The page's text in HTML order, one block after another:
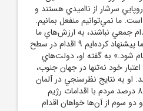
سرشار از نااميدي هستند و
ما نمي‌توانيم منفعل بمانيم.
اقدام جمعي نباشند، به ارزش‌هاي ما
خيانت مي‌شود.» او افزود: «ما پيشنهاد کرده‌ايم 9 اقدام در سطح
شود.» به گفته او، دولت‌هاي
خود نه‌تنها در جهان جنوب،
او به نتايج نظرسنجي در آلمان
اشاره کرد که نشان مي‌دهد 80 درصد مردم با اقدامات رژيم
دو سوم از آن‌ها خواهان اقدام